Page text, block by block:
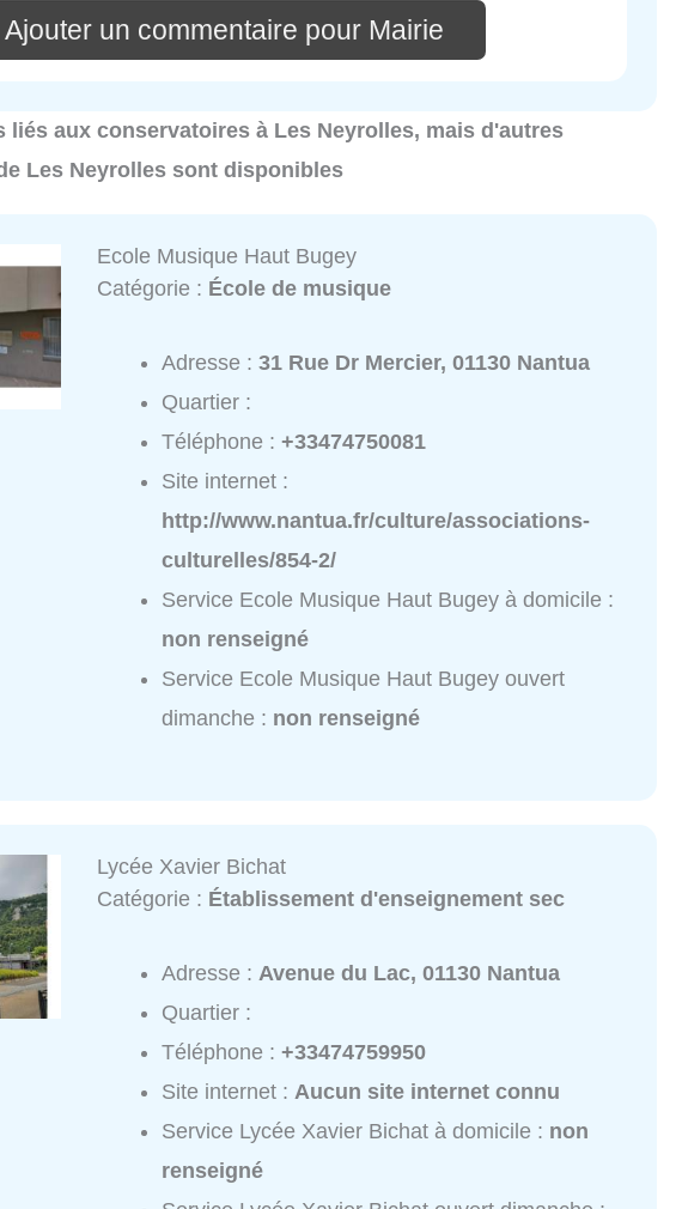
Ajouter un commentaire pour Mairie
liés aux conservatoires à Les Neyrolles, mais d'autres
Les Neyrolles sont disponibles
Ecole Musique Haut Bugey
Catégorie : École de musique
Adresse :31 Rue Dr Mercier, 01130 Nantua
Quartier :
Téléphone :+33474750081
Site internet :
http://www.nantua.fr/culture/associations-
culturelles/854-2/
Service Ecole Musique Haut Bugey à domicile :
non renseigné
Service Ecole Musique Haut Bugey ouvert
dimanche : non renseigné
Lycée Xavier Bichat
Catégorie : Établissement d'enseignement sec
Adresse : Avenue du Lac, 01130 Nantua
Quartier :
Téléphone :+33474759950
Site internet : Aucun site internet connu
Service Lycée Xavier Bichat à domicile : non
renseigné